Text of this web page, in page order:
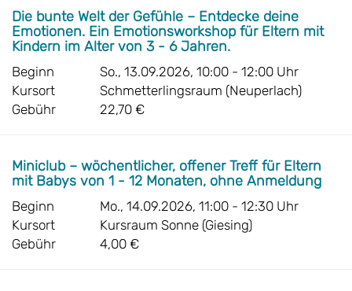
Die bunte Welt der Gefühle – Entdecke deine
Emotionen. Ein Emotionsworkshop für Eltern mit
Kindern im Alter von 3 - 6 Jahren.
Beginn
So., 13.09.2026, 10:00 - 12:00 Uhr
Kursort
Schmetterlingsraum (Neuperlach)
Gebühr
22,70 €
Miniclub – wöchentlicher, offener Treff für Eltern
mit Babys von 1 - 12 Monaten, ohne Anmeldung
Beginn
Mo., 14.09.2026, 11:00 - 12:30 Uhr
Kursort
Kursraum Sonne (Giesing)
Gebühr
4,00 €